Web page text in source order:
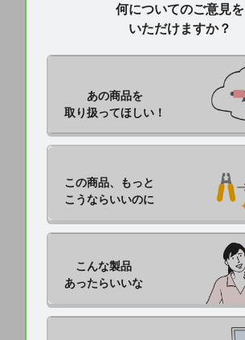
何についてのご意見を
いただけますか？
あの商品を
取り扱ってほしい！
この商品、もっと
こうならいいのに
こんな製品
あったらいいな